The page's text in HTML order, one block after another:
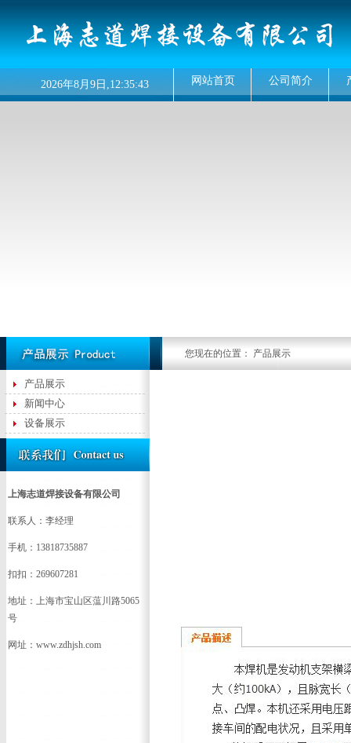
2026年8月 9 日,12:35:43 网站首页 公司简介
产品展示
新闻中心
设备展示
上海志道焊接设备有限公司
联系人：李经理
手机：13818735887
扣扣：269607281
地址：上海市宝山区蕰川路5065
号
网址：www.zdhjsh.com
您现在的位置： 产品展示